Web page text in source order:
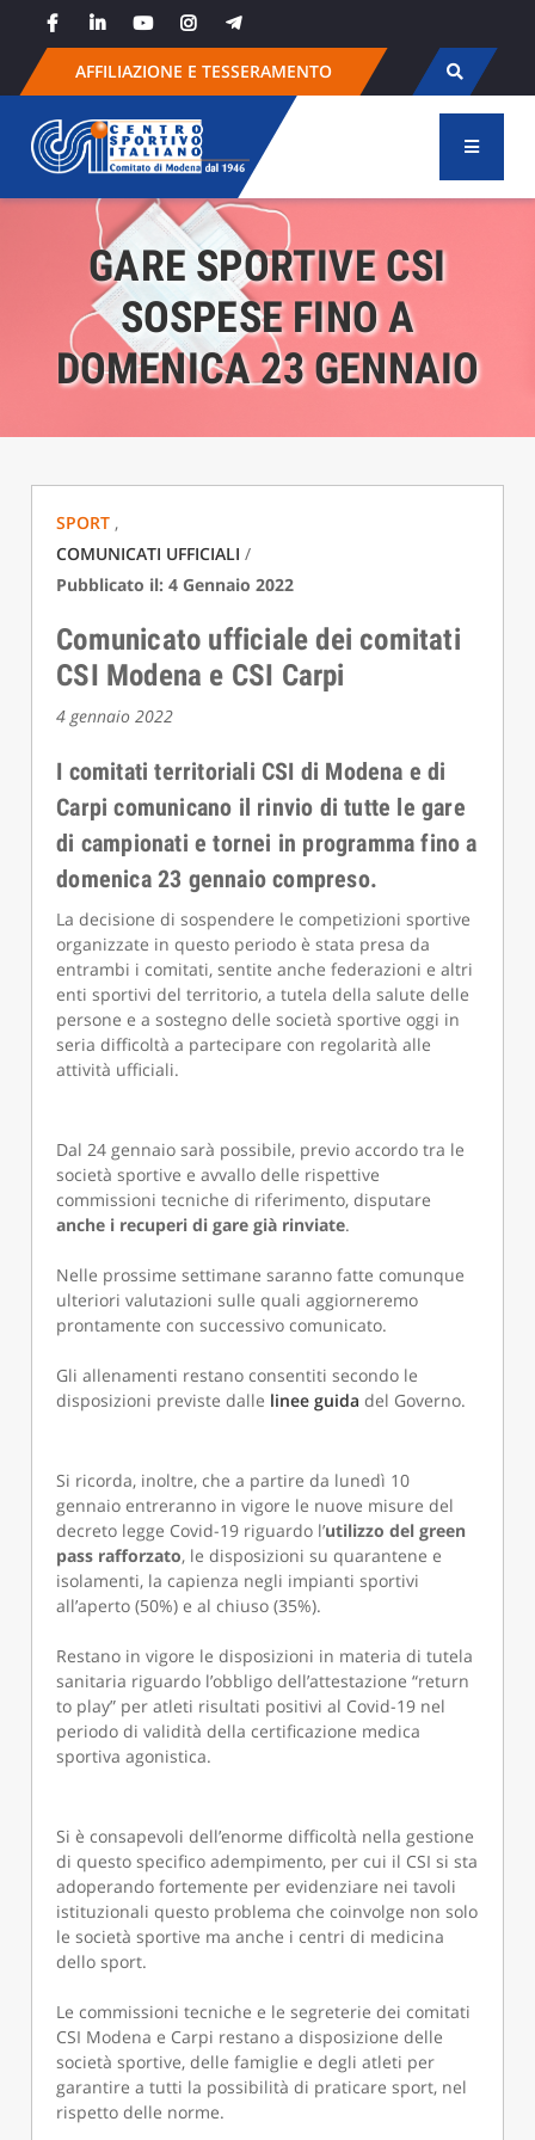
content
AFFILIAZIONE E TESSERAMENTO
GARE SPORTIVE CSI
SOSPESE FINO A
DOMENICA 23 GENNAIO
SPORT ,
COMUNICATI UFFICIALI /
Pubblicato il: 4 Gennaio 2022
Comunicato ufficiale dei comitati
CSI Modena e CSI Carpi
4 gennaio 2022
I comitati territoriali CSI di Modena e di
Carpi comunicano il rinvio di tutte le gare
di campionati e tornei in programma fino a
domenica 23 gennaio compreso.
La decisione di sospendere le competizioni sportive
organizzate in questo periodo è stata presa da
entrambi i comitati, sentite anche federazioni e altri
enti sportivi del territorio, a tutela della salute delle
persone e a sostegno delle società sportive oggi in
seria difficoltà a partecipare con regolarità alle
attività ufficiali.
Dal 24 gennaio sarà possibile, previo accordo tra le
società sportive e avvallo delle rispettive
commissioni tecniche di riferimento, disputare
anche i recuperi di gare già rinviate.
Nelle prossime settimane saranno fatte comunque
ulteriori valutazioni sulle quali aggiorneremo
prontamente con successivo comunicato.
Gli allenamenti restano consentiti secondo le
disposizioni previste dalle linee guida del Governo.
Si ricorda, inoltre, che a partire da lunedì 10
gennaio entreranno in vigore le nuove misure del
decreto legge Covid-19 riguardo l’utilizzo del green
pass rafforzato, le disposizioni su quarantene e
isolamenti, la capienza negli impianti sportivi
all’aperto (50%) e al chiuso (35%).
Restano in vigore le disposizioni in materia di tutela
sanitaria riguardo l’obbligo dell’attestazione “return
to play” per atleti risultati positivi al Covid-19 nel
periodo di validità della certificazione medica
sportiva agonistica.
Si è consapevoli dell’enorme difficoltà nella gestione
di questo specifico adempimento, per cui il CSI si sta
adoperando fortemente per evidenziare nei tavoli
istituzionali questo problema che coinvolge non solo
le società sportive ma anche i centri di medicina
dello sport.
Le commissioni tecniche e le segreterie dei comitati
CSI Modena e Carpi restano a disposizione delle
società sportive, delle famiglie e degli atleti per
garantire a tutti la possibilità di praticare sport, nel
rispetto delle norme.